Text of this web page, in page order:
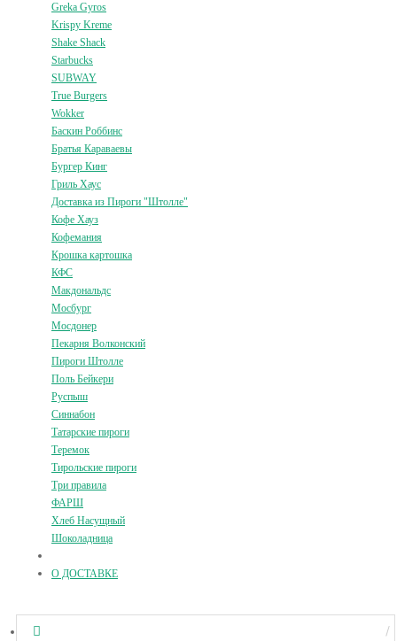
Greka Gyros
Krispy Kreme
Shake Shack
Starbucks
SUBWAY
True Burgers
Wokker
Баскин Роббинс
Братья Караваевы
Бургер Кинг
Гриль Хаус
Доставка из Пироги "Штолле"
Кофе Хауз
Кофемания
Крошка картошка
КФС
Макдональдс
Мосбург
Мосдонер
Пекарня Волконский
Пироги Штолле
Поль Бейкери
Руспыш
Синнабон
Татарские пироги
Теремок
Тирольские пироги
Три правила
ФАРШ
Хлеб Насущный
Шоколадница
О ДОСТАВКЕ